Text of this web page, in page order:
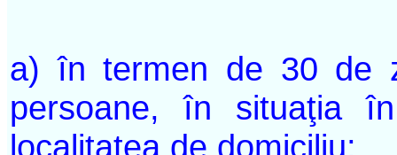
a) în termen de 30 de
persoane, în situaţia
localitatea de domiciliu;